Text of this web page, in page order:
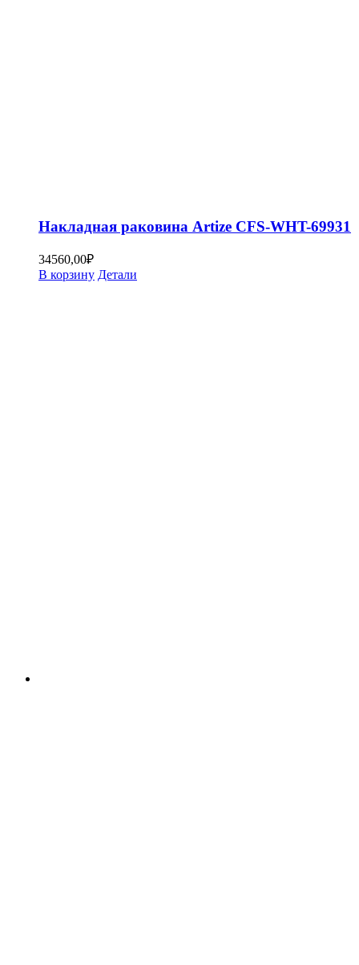
Накладная раковина Artize CFS-WHT-69931
34560,00₽
В корзину Детали